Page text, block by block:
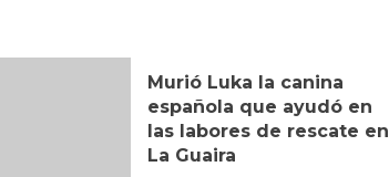
Murió Luka la canina
española que ayudó en
las labores de rescate en
La Guaira